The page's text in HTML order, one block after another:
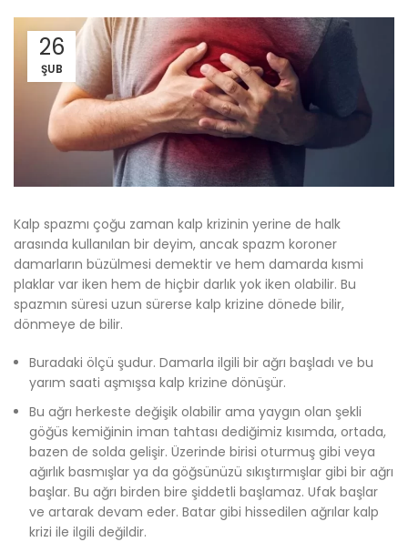
26
ŞUB
Kalp spazmı çoğu zaman kalp krizinin yerine de halk
arasında kullanılan bir deyim, ancak spazm koroner
damarların büzülmesi demektir ve hem damarda kısmi
plaklar var iken hem de hiçbir darlık yok iken olabilir. Bu
spazmın süresi uzun sürerse kalp krizine dönede bilir,
dönmeye de bilir.
Buradaki ölçü şudur. Damarla ilgili bir ağrı başladı ve bu
yarım saati aşmışsa kalp krizine dönüşür.
Bu ağrı herkeste değişik olabilir ama yaygın olan şekli
göğüs kemiğinin iman tahtası dediğimiz kısımda, ortada,
bazen de solda gelişir. Üzerinde birisi oturmuş gibi veya
ağırlık basmışlar ya da göğsünüzü sıkıştırmışlar gibi bir ağrı
başlar. Bu ağrı birden bire şiddetli başlamaz. Ufak başlar
ve artarak devam eder. Batar gibi hissedilen ağrılar kalp
krizi ile ilgili değildir.